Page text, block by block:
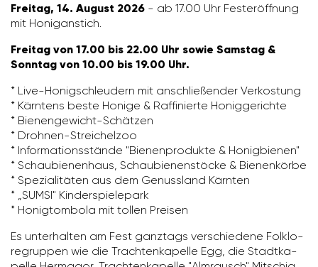
Freitag, 14. August 2026 - ab 17.00 Uhr Fest­er­öff­nung
mit Honi­gan­stich.
Freitag von 17.00 bis 22.00 Uhr sowie Samstag &
Sonntag von 10.00 bis 19.00 Uhr.
* Live-Honig­schleu­dern mit anschlie­ßender Verkos­tung
* Kärn­tens beste Honige & Raffi­nierte Honig­ge­richte
* Bienen­ge­wicht-Schätzen
* Drohnen-Strei­chelzoo
* Infor­ma­ti­ons­stände "Bienen­pro­dukte & Honig­bienen"
* Schau­bie­nen­haus, Schau­bie­nen­stöcke & Bienen­körbe
* Spezia­li­täten aus dem Genuss­land Kärnten
* „SUMSI" Kinder­spie­le­park
* Honig­tom­bola mit tollen Preisen
Es unter­halten am Fest ganz­tags verschie­dene Folk­lo­
re­gruppen wie die Trach­ten­ka­pelle Egg, die Stadt­ka­